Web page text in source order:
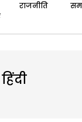
राजनीति